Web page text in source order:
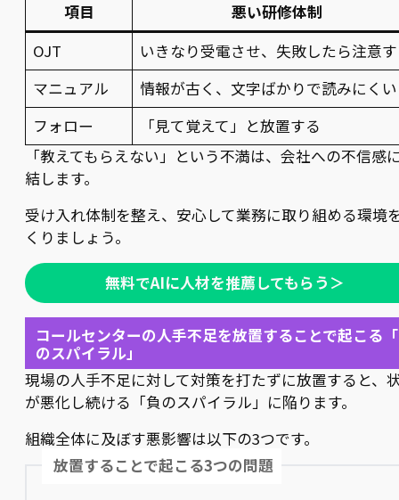
項目
悪い研修体制
OJT
いきなり受電させ、失敗したら注意
マニュアル
情報が古く、文字ばかりで読みにくい
フォロー
「見て覚えて」と放置する
「教えてもらえない」という不満は、会社への不信感
結します。
受け入れ体制を整え、安心して業務に取り組める環境
くりましょう。
無料でAIに人材を推薦してもらう＞
コールセンターの人手不足を放置することで起こる
のスパイラル」
現場の人手不足に対して対策を打たずに放置すると、
が悪化し続ける「負のスパイラル」に陥ります。
組織全体に及ぼす悪影響は以下の3つです。
放置することで起こる3つの問題